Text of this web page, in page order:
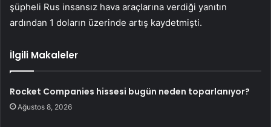
şüpheli Rus insansız hava araçlarına verdiği yanıtın
ardından 1 doların üzerinde artış kaydetmişti.
İlgili Makaleler
Rocket Companies hissesi bugün neden toparlanıyor?
Ağustos 8, 2026